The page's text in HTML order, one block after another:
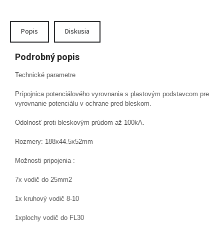
Popis Diskusia
Podrobný popis
Technické parametre
Prípojnica potenciálového vyrovnania s plastovým podstavcom pre
vyrovnanie potenciálu v ochrane pred bleskom.
Odolnosť proti bleskovým prúdom až 100kA.
Rozmery: 188x44.5x52mm
Možnosti pripojenia :
7x vodič do 25mm2
1x kruhový vodič 8-10
1xplochy vodič do FL30